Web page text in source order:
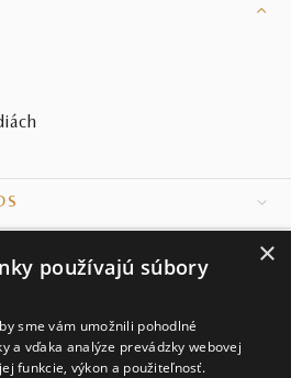
×
používajú súbory
sme vám umožnili pohodlné
a vďaka analýze prevádzky webovej
funkcie, výkon a použiteľnosť.